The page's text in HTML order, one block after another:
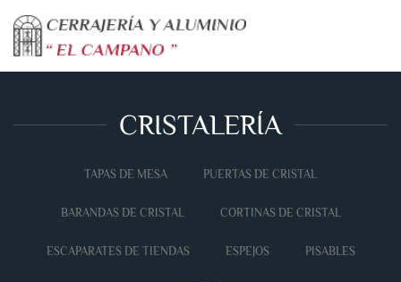
Skip to main content
CRISTALERÍA
TAPAS DE MESA PUERTAS DE CRISTAL
BARANDAS DE CRISTAL CORTINAS DE CRISTAL
ESCAPARATES DE TIENDAS ESPEJOS PISABLES